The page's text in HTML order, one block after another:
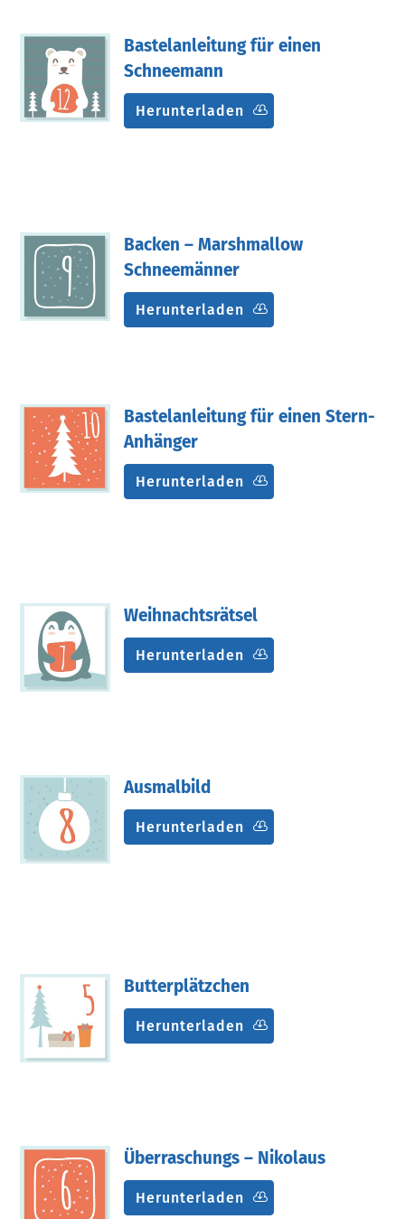
Bastelanleitung für einen
Schneemann
Herunterladen
Backen – Marshmallow
Schneemänner
Herunterladen
Bastelanleitung für einen Stern-
Anhänger
Herunterladen
Weihnachtsrätsel
Herunterladen
Ausmalbild
Herunterladen
Butterplätzchen
Herunterladen
Überraschungs – Nikolaus
Herunterladen